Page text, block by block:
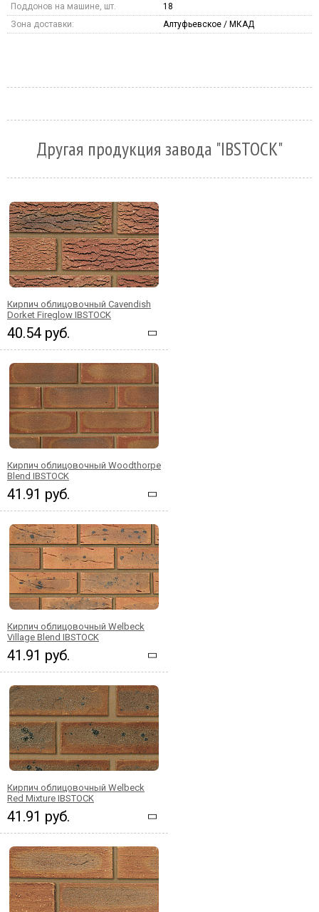
Поддонов на машине, шт.
18
Зона доставки:
Алтуфьевское / МКАД
Другая продукция завода "IBSTOCK"
Кирпич облицовочный Cavendish
Dorket Fireglow IBSTOCK
40.54 руб.
Кирпич облицовочный Woodthorpe
Blend IBSTOCK
41.91 руб.
Кирпич облицовочный Welbeck
Village Blend IBSTOCK
41.91 руб.
Кирпич облицовочный Welbeck
Red Mixture IBSTOCK
41.91 руб.